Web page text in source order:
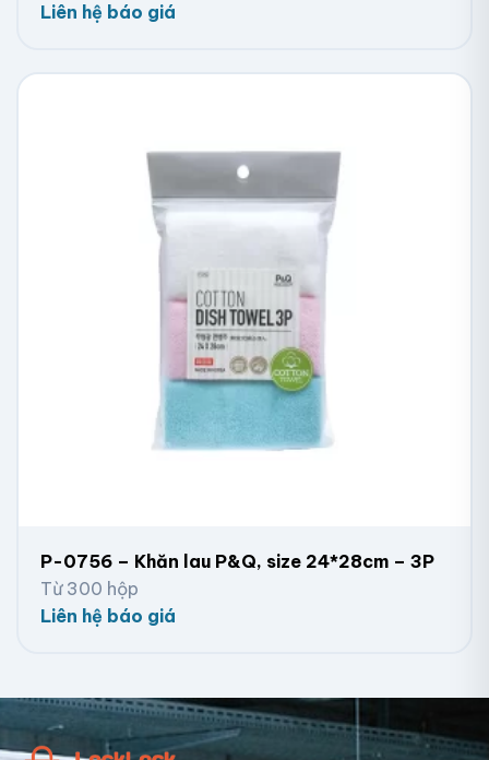
Liên hệ báo giá
P-0756 – Khăn lau P&Q, size 24*28cm – 3P
Từ 300 hộp
Liên hệ báo giá